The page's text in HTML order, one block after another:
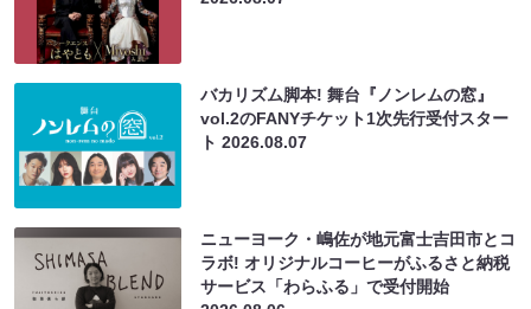
バカリズム脚本! 舞台『ノンレムの窓』
vol.2のFANYチケット1次先行受付スター
ト2026.08.07
ニューヨーク・嶋佐が地元富士吉田市とコ
ラボ! オリジナルコーヒーがふるさと納税
サービス「わらふる」で受付開始